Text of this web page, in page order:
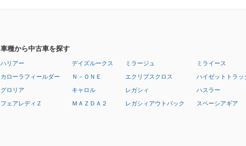
車種から中古車を探す
ハリアー
カローラフィールダー
グロリア
フェアレディＺ
デイズルークス
Ｎ－ＯＮＥ
キャロル
ＭＡＺＤＡ２
ミラージュ
エクリプスクロス
レガシィ
レガシィアウトバック
ミライース
ハイゼットトラッ
ハスラー
スペーシアギア